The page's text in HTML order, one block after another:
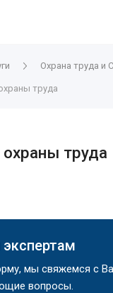
Охрана труда и
труда
охраны труда
мы свяжемся с
вопросы.